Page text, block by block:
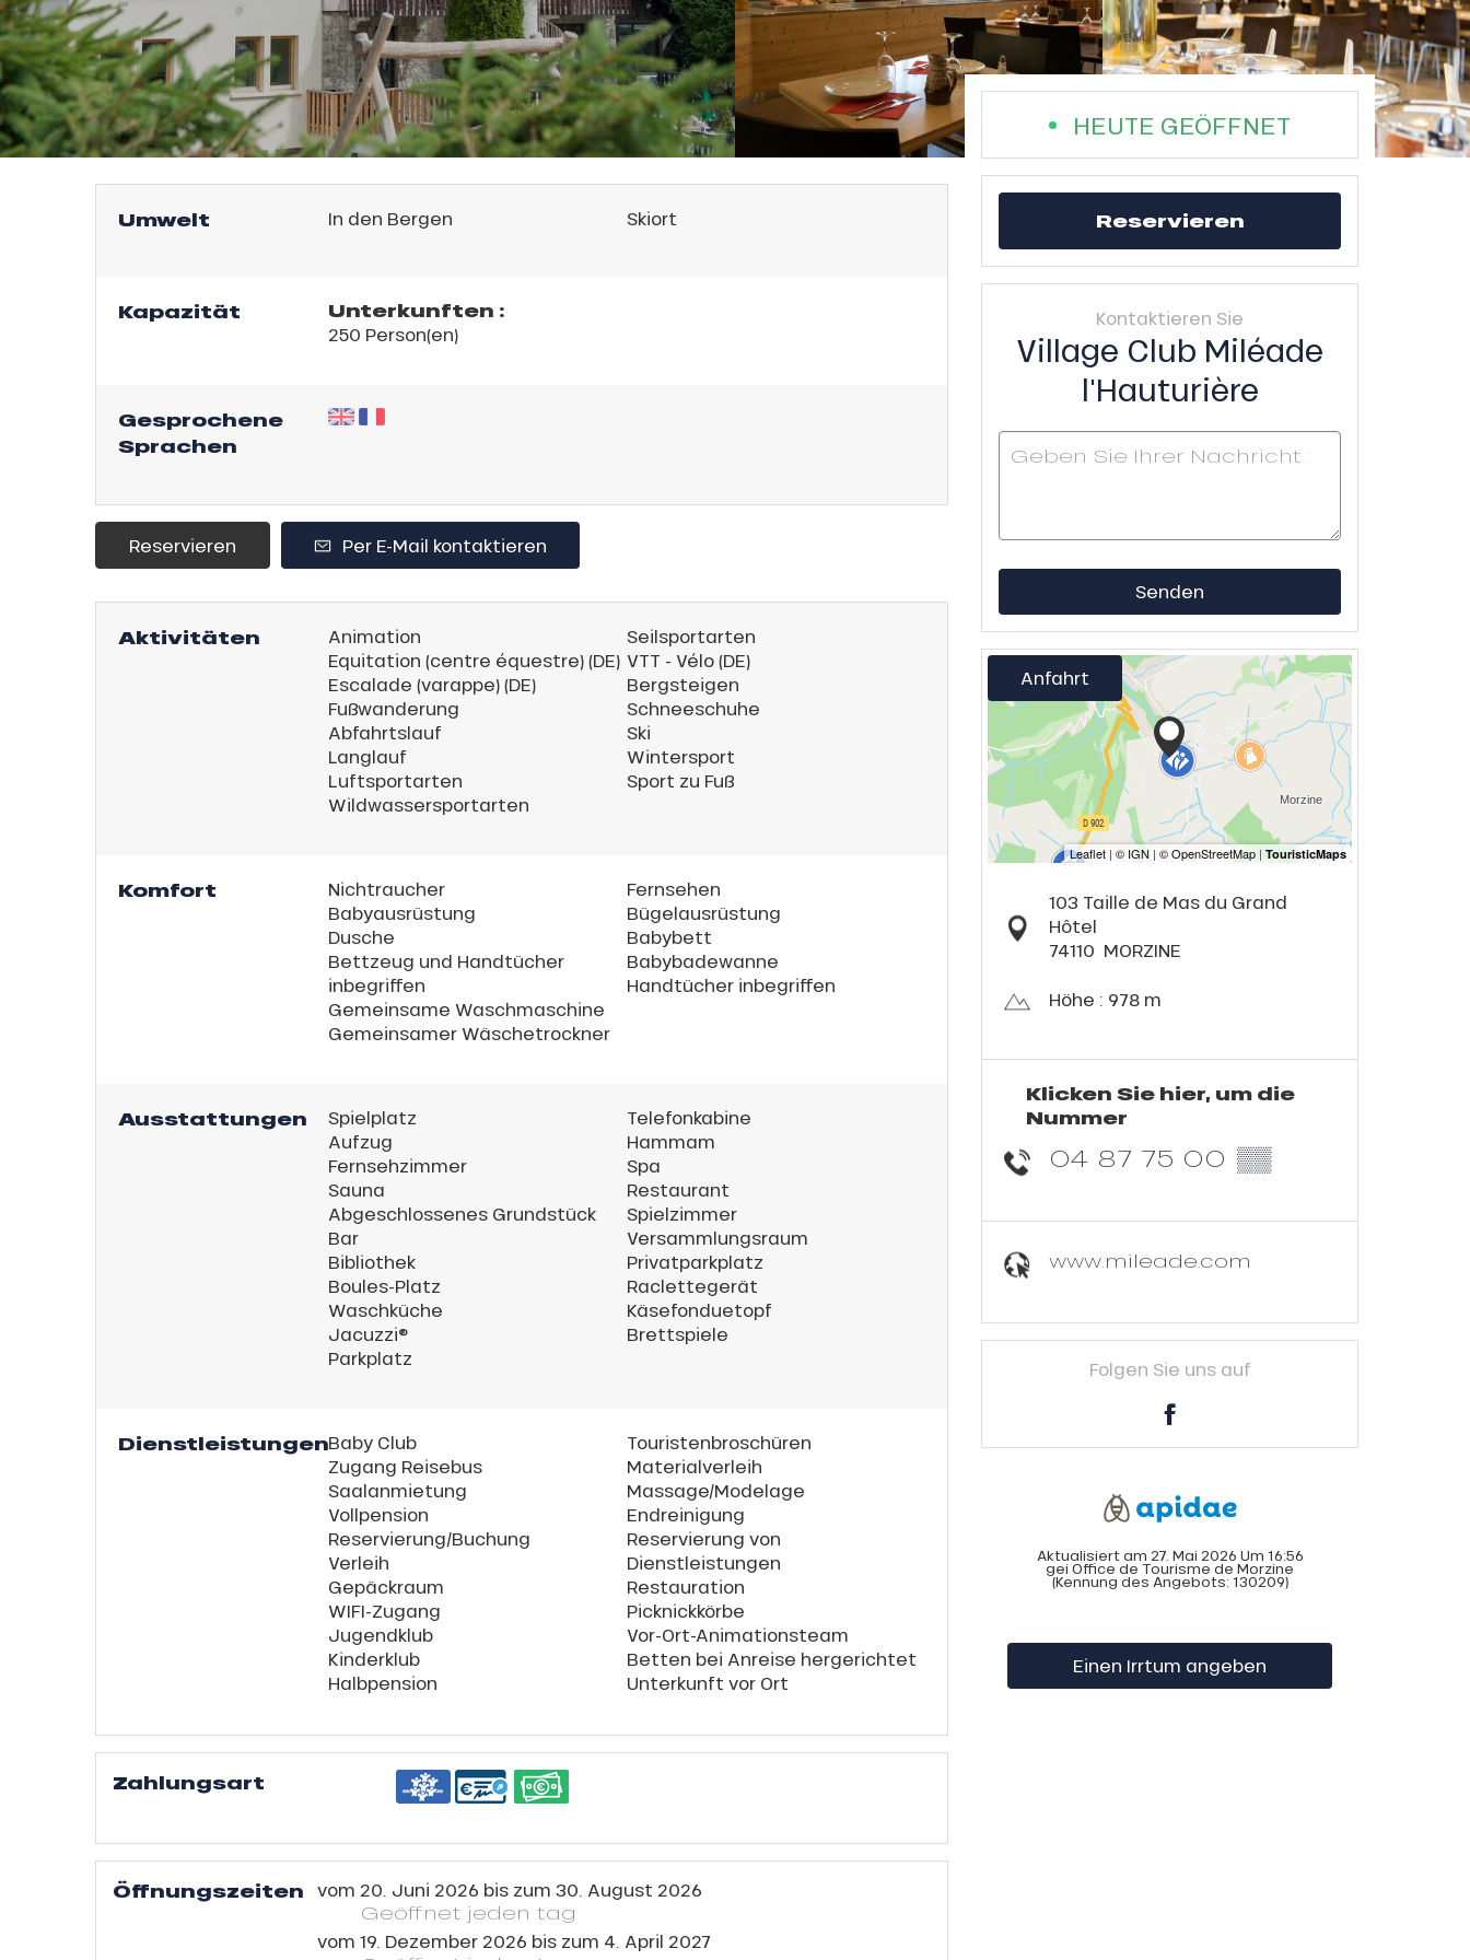
Umwelt In den Bergen Skiort
Kapazität Unterkunften :
250 Person(en)
Gesprochene
Sprachen
Reservieren Per E-Mail kontaktieren
Aktivitäten
Animation
Equitation (centre équestre) (DE)
Escalade (varappe) (DE)
Fußwanderung
Abfahrtslauf
Langlauf
Luftsportarten
Wildwassersportarten
Seilsportarten
VTT - Vélo (DE)
Bergsteigen
Schneeschuhe
Ski
Wintersport
Sport zu Fuß
Komfort
Nichtraucher
Babyausrüstung
Dusche
Bettzeug und Handtücher
inbegriffen
Gemeinsame Waschmaschine
Gemeinsamer Wäschetrockner
Fernsehen
Bügelausrüstung
Babybett
Babybadewanne
Handtücher inbegriffen
Ausstattungen
Spielplatz
Aufzug
Fernsehzimmer
Sauna
Abgeschlossenes Grundstück
Bar
Bibliothek
Boules-Platz
Waschküche
Jacuzzi®
Parkplatz
Telefonkabine
Hammam
Spa
Restaurant
Spielzimmer
Versammlungsraum
Privatparkplatz
Raclettegerät
Käsefonduetopf
Brettspiele
DienstleistungenBaby Club
Zugang Reisebus
Saalanmietung
Vollpension
Reservierung/Buchung
Verleih
Gepäckraum
WIFI-Zugang
Jugendklub
Kinderklub
Halbpension
Touristenbroschüren
Materialverleih
Massage/Modelage
Endreinigung
Reservierung von
Dienstleistungen
Restauration
Picknickkörbe
Vor-Ort-Animationsteam
Betten bei Anreise hergerichtet
Unterkunft vor Ort
Zahlungsart
Öffnungszeiten vom 20. Juni 2026 bis zum 30. August 2026
Geöffnet jeden tag
vom 19. Dezember 2026 bis zum 4. April 2027
HEUTE GEÖFFNET
Reservieren
Kontaktieren Sie
Village Club Miléade
l'Hauturière
Senden
Anfahrt
103 Taille de Mas du Grand
Hôtel
74110 MORZINE
Höhe : 978 m
Klicken Sie hier, um die
Nummer
04 87 75 00 ▒▒
www.mileade.com
Folgen Sie uns auf
Aktualisiert am 27. Mai 2026 Um 16:56
gei Office de Tourisme de Morzine
(Kennung des Angebots: 130209)
Einen Irrtum angeben